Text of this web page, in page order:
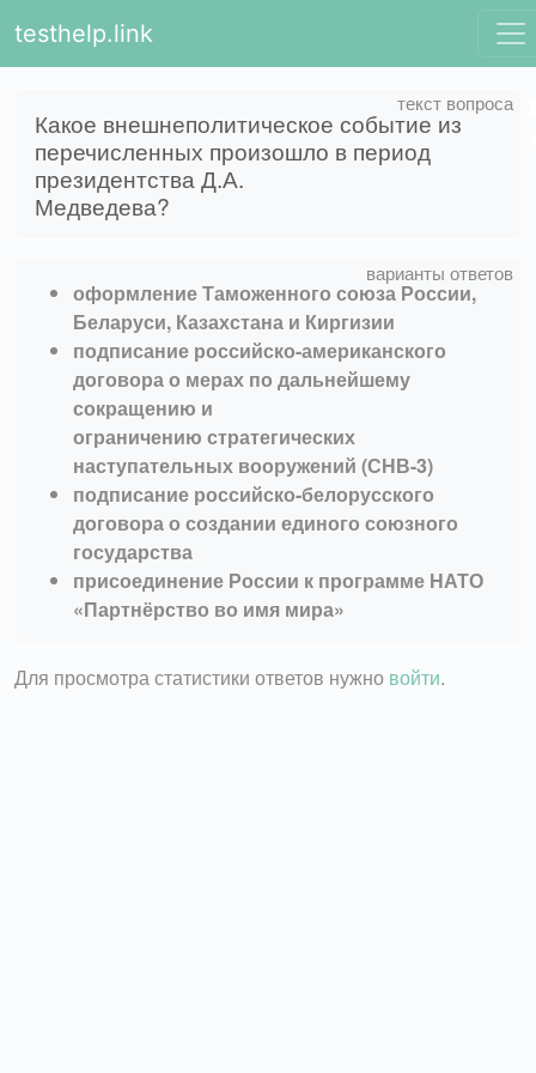
testhelp.link
Какое внешнеполитическое событие из
перечисленных произошло в период
президентства Д.А.
Медведева?
оформление Таможенного союза России,
Беларуси, Казахстана и Киргизии
подписание российско-американского
договора о мерах по дальнейшему
сокращению и
ограничению стратегических
наступательных вооружений (СНВ-3)
подписание российско-белорусского
договора о создании единого союзного
государства
присоединение России к программе НАТО
«Партнёрство во имя мира»
Для просмотра статистики ответов нужно войти.